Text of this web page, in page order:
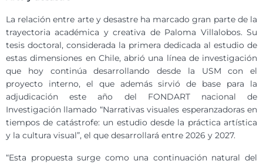
La relación entre arte y desastre ha marcado gran parte de la
trayectoria académica y creativa de Paloma Villalobos. Su
tesis doctoral, considerada la primera dedicada al estudio de
estas dimensiones en Chile, abrió una línea de investigación
que hoy continúa desarrollando desde la USM con el
proyecto interno, el que además sirvió de base para la
adjudicación este año del FONDART nacional de
Investigación llamado “Narrativas visuales esperanzadoras en
tiempos de catástrofe: un estudio desde la práctica artística
y la cultura visual”, el que desarrollará entre 2026 y 2027.
“Esta propuesta surge como una continuación natural del